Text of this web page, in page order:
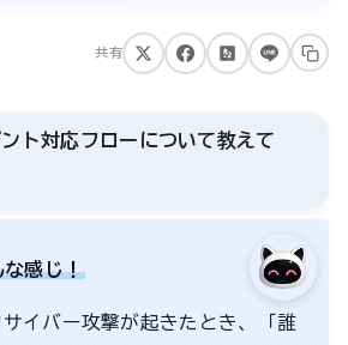
共有
ト対応フローについて教えて
な感じ！
イバー攻撃が起きたとき、「誰